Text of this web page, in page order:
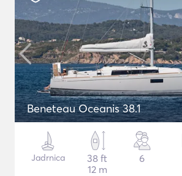
Beneteau Oceanis 38.1
Jadrnica
38 ft
12 m
6